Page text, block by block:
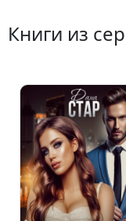
Книги из